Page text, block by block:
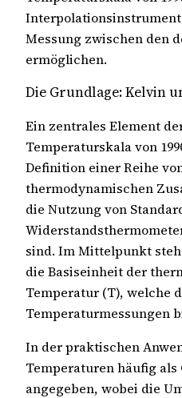
Messung zwischen den
ermöglichen.
Die Grundlage: Kelvin
Ein zentrales Element
Temperaturskala von
Definition einer Reihe
thermodynamischen
die Nutzung von
sind. Im Mittelpunkt
die Basiseinheit der
Temperatur (T), welche
Temperaturmessungen
In der praktischen
Temperaturen häufig
angegeben, wobei die